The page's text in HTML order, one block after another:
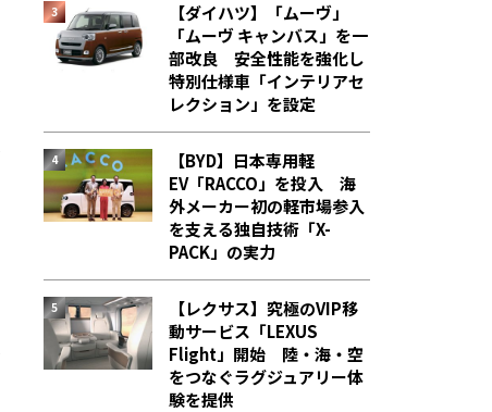
【ダイハツ】「ムーヴ」
「ムーヴ キャンバス」を一
部改良 安全性能を強化し
特別仕様車「インテリアセ
レクション」を設定
【BYD】日本専用軽
EV「RACCO」を投入 海
外メーカー初の軽市場参入
を支える独自技術「X-
PACK」の実力
【レクサス】究極のVIP移
動サービス「LEXUS
Flight」開始 陸・海・空
をつなぐラグジュアリー体
験を提供